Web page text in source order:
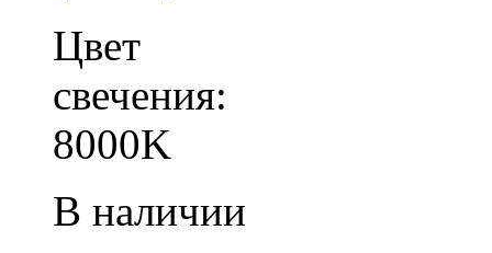
Цвет
свечения:
8000K
В наличии